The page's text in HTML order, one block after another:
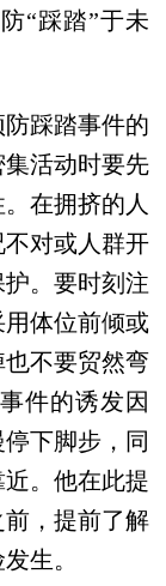
“踩踏”于未
踩踏事件的
活动时要先
在拥挤的人
对或人群开
。要时刻注
体位前倾或
不要贸然弯
件的诱发因
下脚步，同
。他在此提
，提前了解
生。